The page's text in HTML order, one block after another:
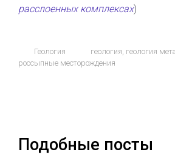
расслоенных комплексах)
Геология геология, геология
россыпные месторождения
Подобные посты